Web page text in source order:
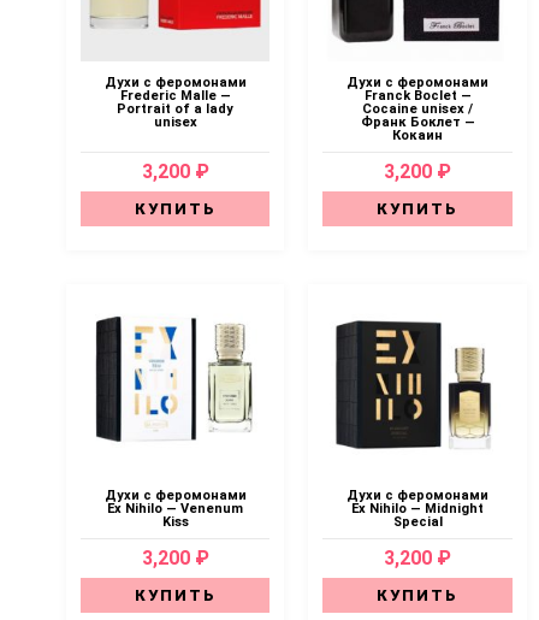
Духи с феромонами
Frederic Malle —
Portrait of a lady
unisex
3,200 ₽
КУПИТЬ
Духи с феромонами
Franck Boclet —
Cocaine unisex /
Франк Боклет —
Кокаин
3,200 ₽
КУПИТЬ
Духи с феромонами
Ex Nihilo — Venenum
Kiss
3,200 ₽
КУПИТЬ
Духи с феромонами
Ex Nihilo — Midnight
Special
3,200 ₽
КУПИТЬ